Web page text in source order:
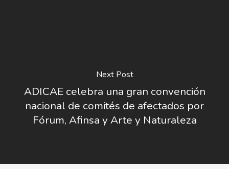
Next Post
ADICAE celebra una gran convención
nacional de comités de afectados por
Fórum, Afinsa y Arte y Naturaleza